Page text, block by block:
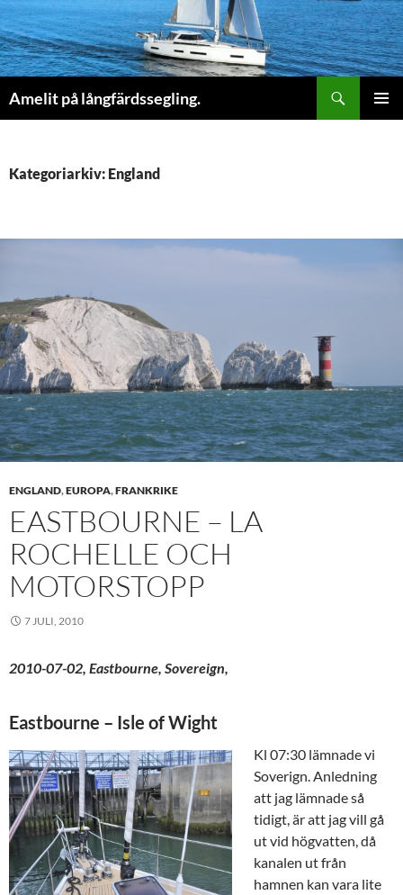
Amelit på långfärdssegling.
Kategoriarkiv: England
ENGLAND,EUROPA,FRANKRIKE
EASTBOURNE – LA
ROCHELLE OCH
MOTORSTOPP
7 JULI, 2010
2010-07-02, Eastbourne, Sovereign,
Eastbourne – Isle of Wight
Kl 07:30 lämnade vi
Soverign. Anledning
att jag lämnade så
tidigt, är att jag vill gå
ut vid högvatten, då
kanalen ut från
hamnen kan vara lite